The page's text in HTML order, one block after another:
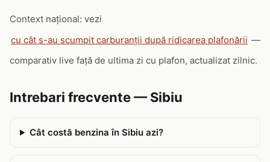
Context național: vezi
cu cât s-au scumpit carburanții după ridicarea plafonării —
comparativ live față de ultima zi cu plafon, actualizat zilnic.
Intrebari frecvente — Sibiu
Cât costă benzina în Sibiu azi?